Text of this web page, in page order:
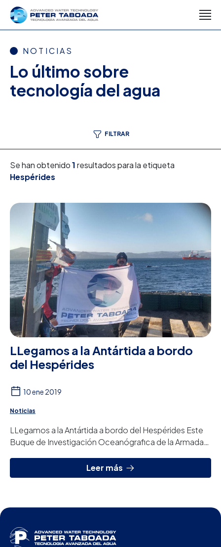
NOTICIAS
Lo último sobre
tecnología del agua
FILTRAR
Se han obtenido1resultados para la etiqueta
Hespérides
LLegamos a la Antártida a bordo
del Hespérides
10 ene 2019
Noticias
LLegamos a la Antártida a bordo del Hespérides Este
Buque de Investigación Oceanógrafica de la Armada
Leer más